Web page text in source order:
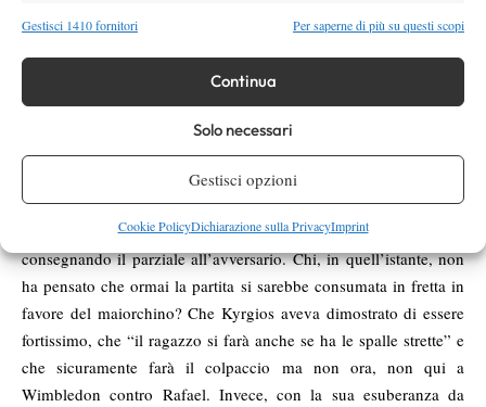
Gestisci 1410 fornitori Per saperne di più su questi scopi
Continua
Solo necessari
Gestisci opzioni
Cookie PolicyDichiarazione sulla PrivacyImprint
sempre lì pronto a smentirci. Lo ha fatto nel tie-break del primo
set, quando Nadal da 0-4 aveva messo in fila tre punti
consecutivi. La risposta dell’australiano? Ace e due vincenti che
hanno messo in ginocchio uno spagnolo sempre più affannato.
Quello che credevamo fosse il vero momento di svolta è
avvenuto nel secondo set, quando sul 6-5 per Rafa, Kyrgios
aveva commesso un paio di errori evitabilissimi e sconsiderati,
consegnando il parziale all’avversario. Chi, in quell’istante, non
ha pensato che ormai la partita si sarebbe consumata in fretta in
favore del maiorchino? Che Kyrgios aveva dimostrato di essere
fortissimo, che “il ragazzo si farà anche se ha le spalle strette” e
che sicuramente farà il colpaccio ma non ora, non qui a
Wimbledon contro Rafael. Invece, con la sua esuberanza da